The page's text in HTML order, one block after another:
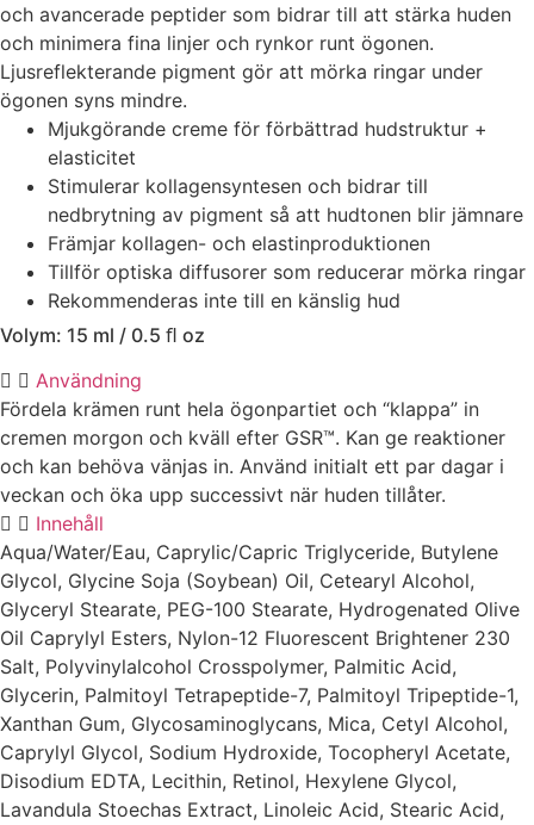
och avancerade peptider som bidrar till att stärka huden
och minimera fina linjer och rynkor runt ögonen.
Ljusreflekterande pigment gör att mörka ringar under
ögonen syns mindre.
Mjukgörande creme för förbättrad hudstruktur +
elasticitet
Stimulerar kollagensyntesen och bidrar till
nedbrytning av pigment så att hudtonen blir jämnare
Främjar kollagen- och elastinproduktionen
Tillför optiska diffusorer som reducerar mörka ringar
Rekommenderas inte till en känslig hud
Volym: 15 ml / 0.5 ﬂ oz
Användning
Fördela krämen runt hela ögonpartiet och “klappa” in
cremen morgon och kväll efter GSR™. Kan ge reaktioner
och kan behöva vänjas in. Använd initialt ett par dagar i
veckan och öka upp successivt när huden tillåter.
Innehåll
Aqua/Water/Eau, Caprylic/Capric Triglyceride, Butylene
Glycol, Glycine Soja (Soybean) Oil, Cetearyl Alcohol,
Glyceryl Stearate, PEG-100 Stearate, Hydrogenated Olive
Oil Caprylyl Esters, Nylon-12 Fluorescent Brightener 230
Salt, Polyvinylalcohol Crosspolymer, Palmitic Acid,
Glycerin, Palmitoyl Tetrapeptide-7, Palmitoyl Tripeptide-1,
Xanthan Gum, Glycosaminoglycans, Mica, Cetyl Alcohol,
Caprylyl Glycol, Sodium Hydroxide, Tocopheryl Acetate,
Disodium EDTA, Lecithin, Retinol, Hexylene Glycol,
Lavandula Stoechas Extract, Linoleic Acid, Stearic Acid,